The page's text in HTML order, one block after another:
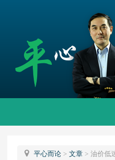
平心而论 >文章 >油价低